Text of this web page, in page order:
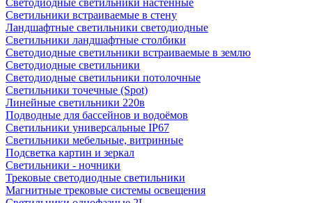
Светодиодные светильники настенные
Светильники встраиваемые в стену
Ландшафтные светильники светодиодные
Светильники ландшафтные столбики
Светодиодные светильники встраиваемые в землю
Светодиодные светильники
Светодиодные светильники потолочные
Светильники точечные (Spot)
Линейные светильники 220в
Подводные для бассейнов и водоёмов
Светильники универсальные IP67
Светильники мебельные, витринные
Подсветка картин и зеркал
Светильники - ночники
Трековые светодиодные светильники
Магнитные трековые системы освещения